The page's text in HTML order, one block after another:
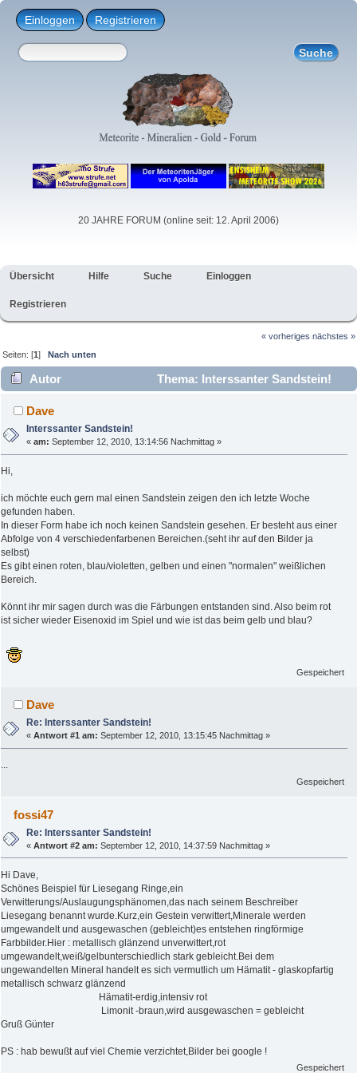
Einloggen Registrieren
20 JAHRE FORUM (online seit: 12. April 2006)
Übersicht Hilfe Suche Einloggen
Registrieren
« vorheriges nächstes »
Seiten: [1]Nach unten
Autor
Thema: Interssanter Sandstein!
(Gelesen 3788 mal)
Dave
Interssanter Sandstein!
«am: September 12, 2010, 13:14:56 Nachmittag »
Hi,
ich möchte euch gern mal einen Sandstein zeigen den ich letzte Woche
gefunden haben.
In dieser Form habe ich noch keinen Sandstein gesehen. Er besteht aus einer
Abfolge von 4 verschiedenfarbenen Bereichen.(seht ihr auf den Bilder ja
selbst)
Es gibt einen roten, blau/violetten, gelben und einen "normalen" weißlichen
Bereich.
Könnt ihr mir sagen durch was die Färbungen entstanden sind. Also beim rot
ist sicher wieder Eisenoxid im Spiel und wie ist das beim gelb und blau?
Gespeichert
Dave
Re: Interssanter Sandstein!
«Antwort #1 am: September 12, 2010, 13:15:45 Nachmittag »
...
Gespeichert
fossi47
Re: Interssanter Sandstein!
«Antwort #2 am: September 12, 2010, 14:37:59 Nachmittag »
Hi Dave,
Schönes Beispiel für Liesegang Ringe,ein
Verwitterungs/Auslaugungsphänomen,das nach seinem Beschreiber
Liesegang benannt wurde.Kurz,ein Gestein verwittert,Minerale werden
umgewandelt und ausgewaschen (gebleicht)es entstehen ringförmige
Farbbilder.Hier : metallisch glänzend unverwittert,rot
umgewandelt,weiß/gelbunterschiedlich stark gebleicht.Bei dem
ungewandelten Mineral handelt es sich vermutlich um Hämatit - glaskopfartig
metallisch schwarz glänzend
Hämatit-erdig,intensiv rot
Limonit -braun,wird ausgewaschen = gebleicht
Gruß Günter
PS : hab bewußt auf viel Chemie verzichtet,Bilder bei google !
Gespeichert